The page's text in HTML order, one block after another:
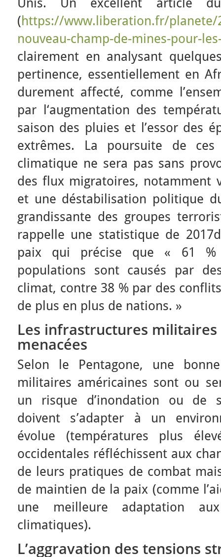
Unis. Un excellent article
(https://www.liberation.fr/planete/
nouveau-champ-de-mines-pour-
clairement en analysant
pertinence, essentiellement en
durement affecté, comme
par l‘augmentation des
saison des pluies et l’essor des
extrêmes. La poursuite de
climatique ne sera pas sans
des flux migratoires, notamment
et une déstabilisation politique
grandissante des groupes
rappelle une statistique de
paix qui précise que « 61 %
populations sont causés par
climat, contre 38 % par des
de plus en plus de nations. »
Les infrastructures militaires
menacées
Selon le Pentagone, une
militaires américaines sont ou
un risque d’inondation ou de
doivent s’adapter à un
évolue (températures plus
occidentales réfléchissent aux
de leurs pratiques de combat
de maintien de la paix (comme
une meilleure adaptation
climatiques).
L’aggravation des tensions